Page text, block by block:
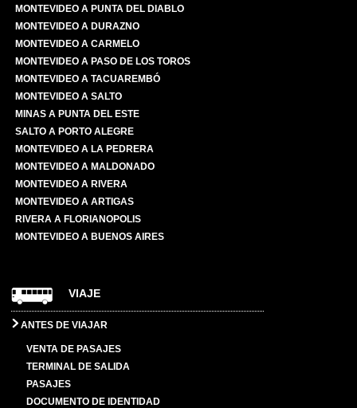
MONTEVIDEO A PUNTA DEL DIABLO
MONTEVIDEO A DURAZNO
MONTEVIDEO A CARMELO
MONTEVIDEO A PASO DE LOS TOROS
MONTEVIDEO A TACUAREMBÓ
MONTEVIDEO A SALTO
MINAS A PUNTA DEL ESTE
SALTO A PORTO ALEGRE
MONTEVIDEO A LA PEDRERA
MONTEVIDEO A MALDONADO
MONTEVIDEO A RIVERA
MONTEVIDEO A ARTIGAS
RIVERA A FLORIANOPOLIS
MONTEVIDEO A BUENOS AIRES
VIAJE
ANTES DE VIAJAR
VENTA DE PASAJES
TERMINAL DE SALIDA
PASAJES
DOCUMENTO DE IDENTIDAD